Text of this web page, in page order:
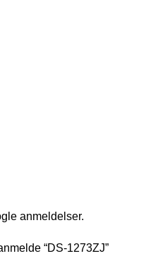
anmeldelser.
“DS-1273ZJ”